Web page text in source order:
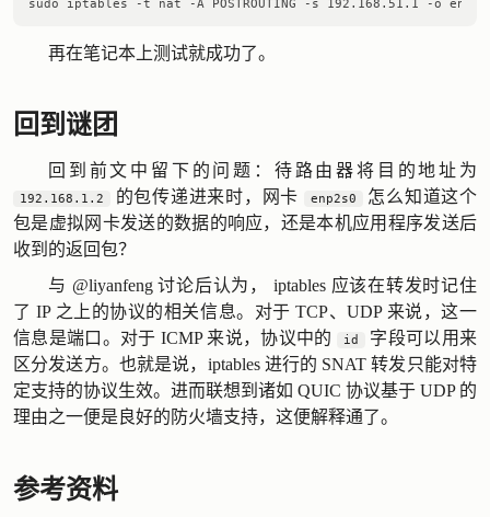
再在笔记本上测试就成功了。
回到谜团
回到前文中留下的问题：待路由器将目的地址为
192.168.1.2 的包传递进来时，网卡 enp2s0
怎么知道这个
包是虚拟网卡发送的数据的响应，还是本机应用程序发送后
收到的返回包？
与 @liyanfeng讨论后认为， iptables 应该在转发时记住
了 IP 之上的协议的相关信息。对于 TCP、UDP 来说，这一
信息是端口。对于 ICMP 来说，协议中的
id
字段可以用来
区分发送方。也就是说，iptables 进行的 SNAT 转发只能对特
定支持的协议生效。进而联想到诸如 QUIC 协议基于 UDP 的
理由之一便是良好的防火墙支持，这便解释通了。
参考资料